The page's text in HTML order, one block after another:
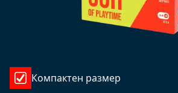
Компактен размер